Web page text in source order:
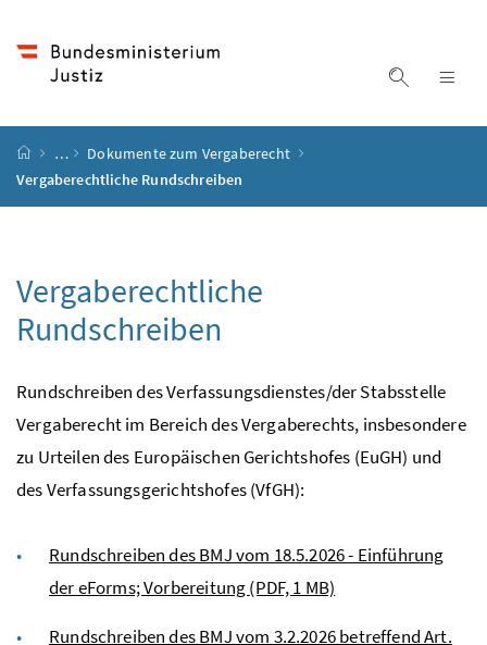
Suche
Startseite
…
Dokumente zum Vergaberecht
Vergaberechtliche Rundschreiben
Vergaberechtliche
Rundschreiben
Rundschreiben des Verfassungsdienstes/der Stabsstelle
Vergaberecht im Bereich des Vergaberechts, insbesondere
zu Urteilen des Europäischen Gerichtshofes (EuGH) und
des Verfassungsgerichtshofes (VfGH):
Rundschreiben des BMJ vom 18.5.2026 - Einführung
der eForms; Vorbereitung(PDF, 1 MB)
Rundschreiben des BMJ vom 3.2.2026 betreffend Art.